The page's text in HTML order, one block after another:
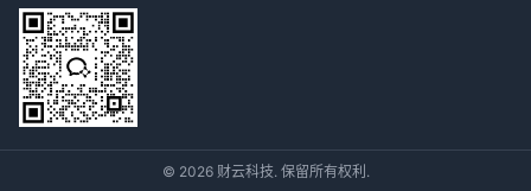
© 2026 财云科技. 保留所有权利.